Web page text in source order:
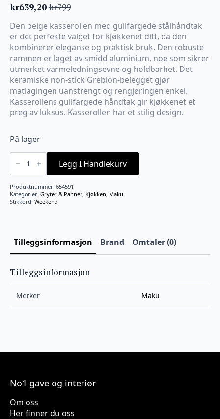
kr799
Opprinnelig
pris
var:
kr799.
kr639,20
Nåværende
pris
er:
kr639,20.
Den beige kasserollen med gullfargede stålhåndtak
er det perfekte valget for kjøkkenet ditt, da den
kombinerer eleganse og praktisk bruk. Den robuste
rammen er laget av smidd aluminium, noe som sikrer
utmerket varmeledningsevne og holdbarhet. Det
keramiske non-stick Greblon-belegget gjør
matlagingen uanstrengt og rengjøringen enkel.
Kasserollens gullfargede håndtak gir kjøkkenet et
preg av luksus. Kasserollen har et stilig design.
På lager
Gryte
med
Beige
4,4
Liter
antall
Legg I Handlekurv
Produktnummer: 654591
Kategorier: Gryter & Panner, Kjøkken, Maku
Stikkord: Weekend
Tilleggsinformasjon Brand Omtaler (0)
Tilleggsinformasjon
Merker Maku
No1 gave og interiør
Om oss
Her finner du oss